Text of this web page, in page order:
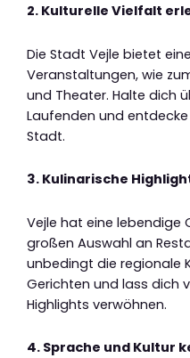
2. Kulturelle Vielfalt
Die Stadt Vejle bietet
Veranstaltungen, wie
und Theater. Halte dich
Laufenden und
Stadt.
3. Kulinarische
Vejle hat eine lebendige
großen Auswahl an
unbedingt die regionale
Gerichten und lass dich
Highlights verwöhnen.
4. Sprache und Kultur